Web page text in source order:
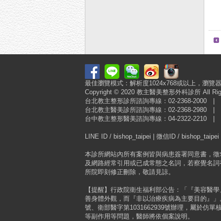
最佳瀏覽模式：解析度1024x768或以上，瀏覽
Copyright © 2020 教主醫美整形外科診所 All
台北教主整形診所諮詢專線：02-2368-2000 |
台北教主醫美診所諮詢專線：02-2368-2980 |
台中教主整形醫美諮詢專線：04-2322-2210 |
LINE ID / bishop_taipei | 微信ID / bishop_taipei
本診所網站內所有案例皆與病患簽署同意書，
及網路經常引用或已成常態之名詞，若察覺名
所院即刻修正刪除，敬請見諒。
【提醒】行政院衛生福利部公告：「『美容醫
善身體外觀，而『非以治療疾病為主要目的』
號、衛部醫字第1031662939號辦理，屬於仿單
等副作用等問題，醫師將依個案說明。